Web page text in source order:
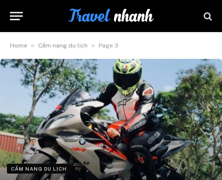
Home » Cẩm nang du lịch » Page 3
CẨM NANG DU LỊCH